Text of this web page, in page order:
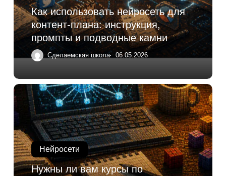
Как использовать нейросеть для
контент-плана: инструкция,
промпты и подводные камни
Сделаемская школа 06.05.2026
Нейросети
Нужны ли вам курсы по